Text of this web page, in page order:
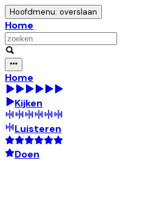
Hoofdmenu: overslaan
Home
Home
Kijken
Luisteren
Doen